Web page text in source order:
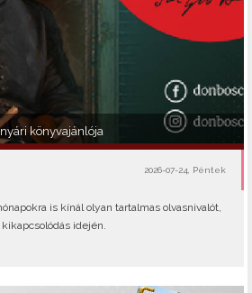
könyvajánlója
2026-07-24, Péntek
is kínál olyan tartalmas olvasnivalót,
idején.